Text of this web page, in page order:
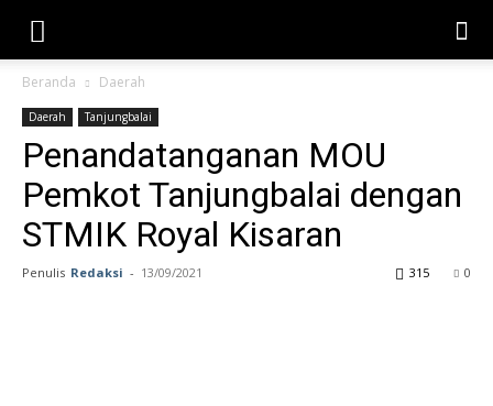
Beranda Daerah
Daerah Tanjungbalai
Penandatanganan MOU
Pemkot Tanjungbalai dengan
STMIK Royal Kisaran
Penulis Redaksi - 13/09/2021 0
315